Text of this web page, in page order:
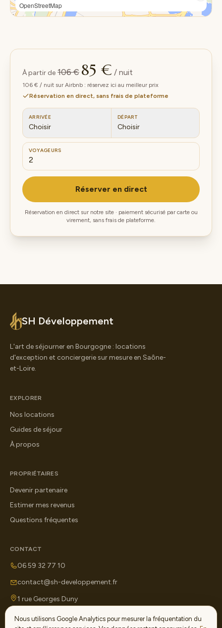
OpenStreetMap
À partir de 106 € 85 € / nuit
106 € / nuit sur Airbnb : réservez ici au meilleur prix
Réservation en direct, sans frais de plateforme
ARRIVÉE
Choisir
DÉPART
Choisir
VOYAGEURS
Réserver en direct
Réservation en direct sur notre site · paiement sécurisé par carte ou
virement, sans frais de plateforme.
SH Développement
L'art de séjourner en Bourgogne : locations
d'exception et conciergerie sur mesure en Saône-
et-Loire.
EXPLORER
Nos locations
Guides de séjour
À propos
PROPRIÉTAIRES
Devenir partenaire
Estimer mes revenus
Questions fréquentes
CONTACT
06 59 32 77 10
contact@sh-developpement.fr
1 rue Georges Duny
71100 Chalon-sur-Saône
Nous utilisons Google Analytics pour mesurer la fréquentation du